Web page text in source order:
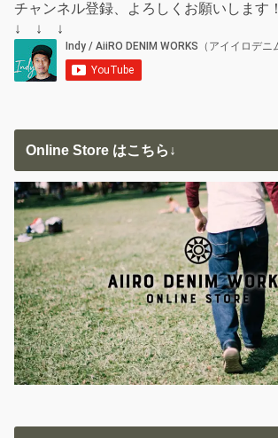
チャンネル登録、よろしくお願いします！
↓ ↓ ↓
Online Store はこちら↓